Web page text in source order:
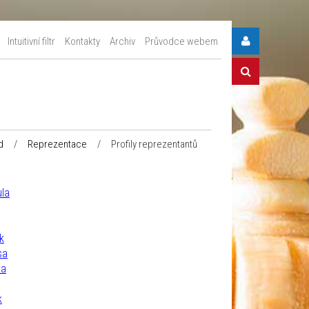
Intuitivní filtr Kontakty Archiv Průvodce webem
/ Reprezentace / Profily reprezentantů